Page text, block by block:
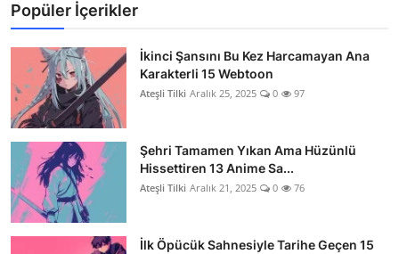
Popüler İçerikler
İkinci Şansını Bu Kez Harcamayan Ana
Karakterli 15 Webtoon
Ateşli Tilki Aralık 25, 2025 0 97
Şehri Tamamen Yıkan Ama Hüzünlü
Hissettiren 13 Anime Sa...
Ateşli Tilki Aralık 21, 2025 0 76
İlk Öpücük Sahnesiyle Tarihe Geçen 15